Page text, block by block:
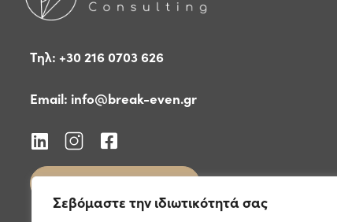
Σεβόμαστε την ιδιωτικότητά σας
Τηλ: +30 216 0703 626
Email: info@break-even.gr